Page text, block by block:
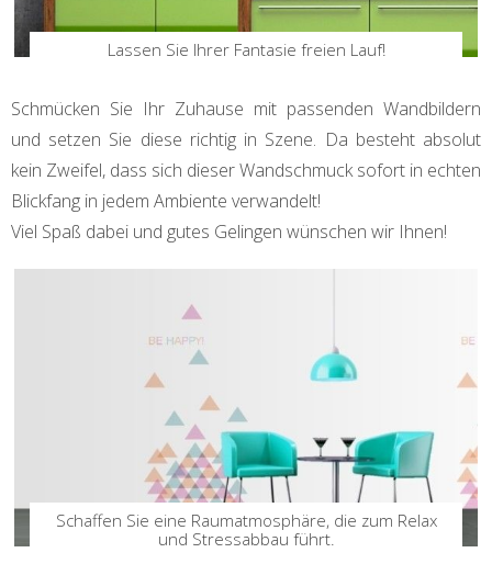
Lassen Sie Ihrer Fantasie freien Lauf!
Schmücken Sie Ihr Zuhause mit passenden Wandbildern
und setzen Sie diese richtig in Szene. Da besteht absolut
kein Zweifel, dass sich dieser Wandschmuck sofort in echten
Blickfang in jedem Ambiente verwandelt!
Viel Spaß dabei und gutes Gelingen wünschen wir Ihnen!
Schaffen Sie eine Raumatmosphäre, die zum Relax
und Stressabbau führt.